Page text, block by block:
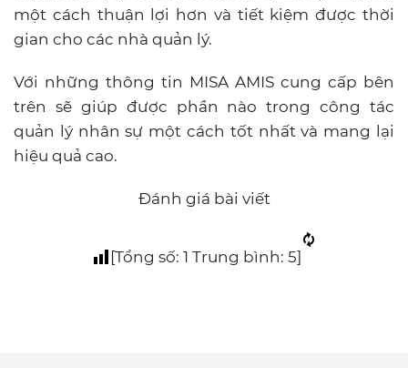
một cách thuận lợi hơn và tiết kiệm được thời
gian cho các nhà quản lý.
Với những thông tin MISA AMIS cung cấp bên
trên sẽ giúp được phần nào trong công tác
quản lý nhân sự một cách tốt nhất và mang lại
hiệu quả cao.
Đánh giá bài viết
[Tổng số: 1 Trung bình: 5]